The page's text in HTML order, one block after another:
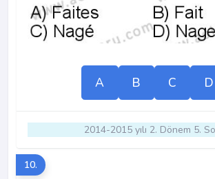
A B C D
2014-2015 yılı 2. Dönem 5.
10.